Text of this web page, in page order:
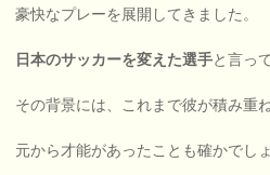
豪快なプレーを展開してきました。
日本のサッカーを変えた選手と言っ
その背景には、これまで彼が積み重
元から才能があったことも確かでしょ